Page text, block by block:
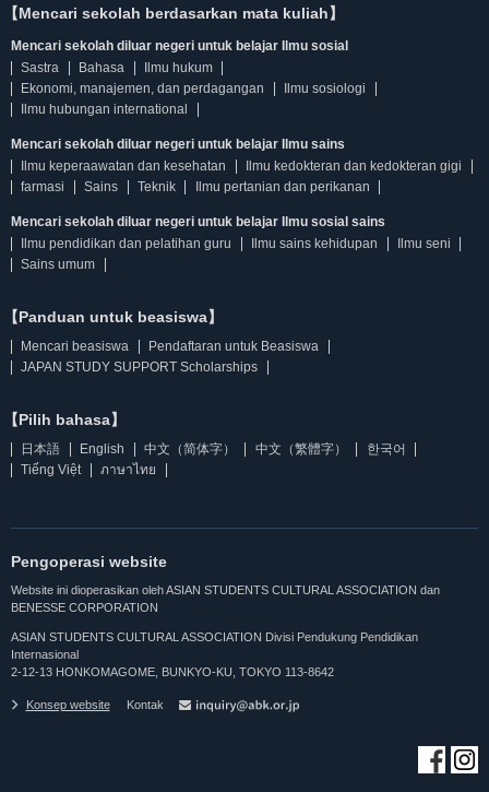
【Mencari sekolah berdasarkan mata kuliah】
Mencari sekolah diluar negeri untuk belajar Ilmu sosial
Sastra
Bahasa
Ilmu hukum
Ekonomi, manajemen, dan perdagangan
Ilmu sosiologi
Ilmu hubungan international
Mencari sekolah diluar negeri untuk belajar Ilmu sains
Ilmu keperaawatan dan kesehatan
Ilmu kedokteran dan kedokteran gigi
farmasi
Sains Teknik Ilmu pertanian dan perikanan
Mencari sekolah diluar negeri untuk belajar Ilmu sosial sains
Ilmu pendidikan dan pelatihan guru
Ilmu sains kehidupan
Ilmu seni
Sains umum
【Panduan untuk beasiswa】
Mencari beasiswa
Pendaftaran untuk Beasiswa
JAPAN STUDY SUPPORT Scholarships
【Pilih bahasa】
日本語 English 中文（简体字） 中文（繁體字）
한국어
Tiếng Việt
ภาษาไทย
Pengoperasi website
Website ini dioperasikan oleh ASIAN STUDENTS CULTURAL ASSOCIATION dan
BENESSE CORPORATION
ASIAN STUDENTS CULTURAL ASSOCIATION Divisi Pendukung Pendidikan
Internasional
2-12-13 HONKOMAGOME, BUNKYO-KU, TOKYO 113-8642
Konsep website Kontak